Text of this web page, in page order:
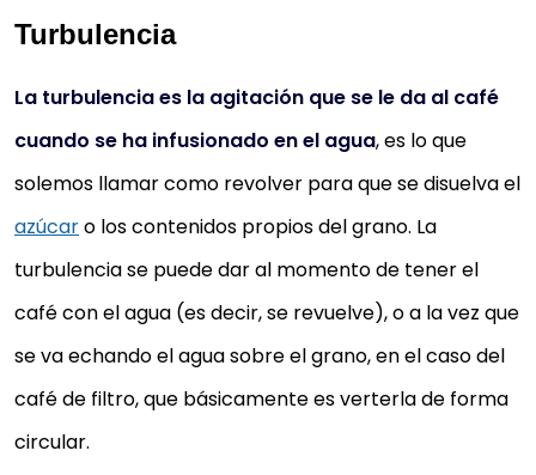
Turbulencia
La turbulencia es la agitación que se le da al café
cuando se ha infusionado en el agua, es lo que
solemos llamar como revolver para que se disuelva el
azúcaro los contenidos propios del grano. La
turbulencia se puede dar al momento de tener el
café con el agua (es decir, se revuelve), o a la vez que
se va echando el agua sobre el grano, en el caso del
café de filtro, que básicamente es verterla de forma
circular.